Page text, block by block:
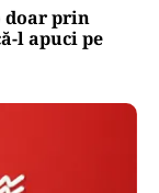
doar prin
l apuci pe